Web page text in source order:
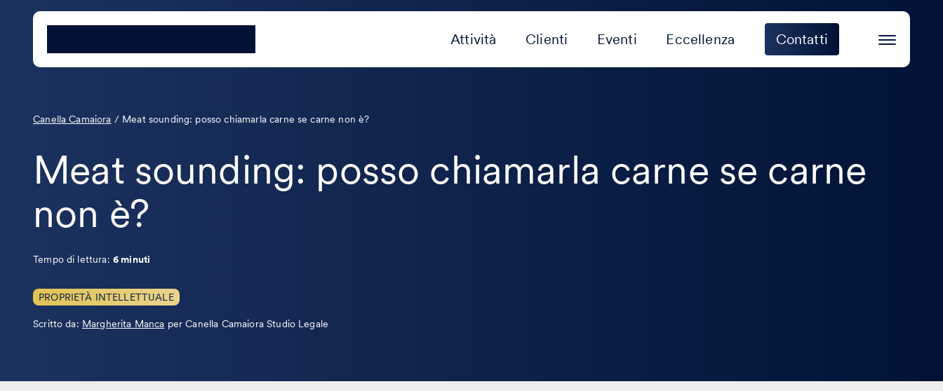
Attività Clienti Eventi Eccellenza Contatti
Canella Camaiora / Meat sounding: posso chiamarla carne se carne non è?
Meat sounding: posso chiamarla carne se carne
non è?
Tempo di lettura: 6 minuti
PROPRIETÀ INTELLETTUALE
Scritto da: Margherita MancaLeggi
per Canella Camaiora Studio Legale